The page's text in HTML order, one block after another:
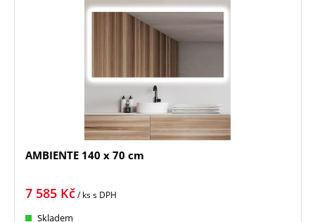
AMBIENTE 140 x 70 cm
7 585 Kč/ kss DPH
Skladem